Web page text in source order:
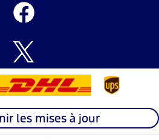
les mises à jour